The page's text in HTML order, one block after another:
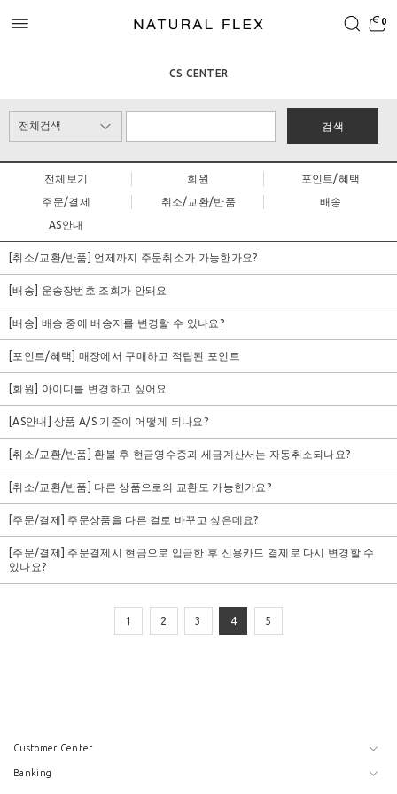
0
CS CENTER
검색
전체보기 회원
포인트/혜택
주문/결제
취소/교환/반품
배송
AS안내
[취소/교환/반품] 언제까지 주문취소가 가능한가요?
[배송] 운송장번호 조회가 안돼요
[배송] 배송 중에 배송지를 변경할 수 있나요?
[포인트/혜택] 매장에서 구매하고 적립된 포인트
[회원] 아이디를 변경하고 싶어요
[AS안내] 상품 A/S 기준이 어떻게 되나요?
[취소/교환/반품] 환불 후 현금영수증과 세금계산서는 자동취소되나요?
[취소/교환/반품] 다른 상품으로의 교환도 가능한가요?
[주문/결제] 주문상품을 다른 걸로 바꾸고 싶은데요?
[주문/결제] 주문결제시 현금으로 입금한 후 신용카드 결제로 다시 변경할 수
있나요?
1 2 3 4 5
Customer Center
Banking